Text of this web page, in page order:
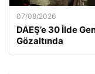
07/08/2026
DAEŞ’e 30 İlde
Gözaltında